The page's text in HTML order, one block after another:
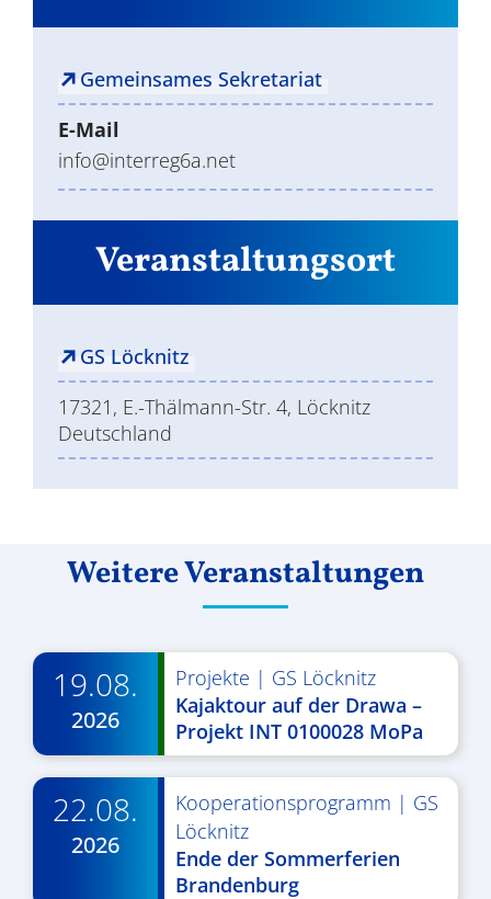
Veranstaltungsort
GS Löcknitz
17321, E.-Thälmann-Str. 4, Löcknitz
Deutschland
Gemeinsames Sekretariat
E-Mail
info@interreg6a.net
Weitere Veranstaltungen
19.08.
2026
Projekte | GS Löcknitz
Kajaktour auf der Drawa –
Projekt INT 0100028 MoPa
22.08.
2026
Kooperationsprogramm | GS
Löcknitz
Ende der Sommerferien
Brandenburg